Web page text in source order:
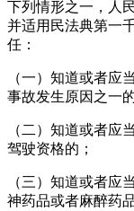
下列情形之一，人
并适用民法典第一
任：
（一）知道或者应
事故发生原因之一的
（二）知道或者应
驾驶资格的；
（三）知道或者应
神药品或者麻醉药